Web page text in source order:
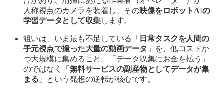
人称視点のカメラを装着し、その映像をロボットAIの
学習データとして収集します。
狙いは、いま最も不足している「 日常タスクを人間の
手元視点で撮った大量の動画データ 」を、低コストか
つ大規模に集めること。「データ収集にお金を払う」
のではなく「 無料サービスの副産物としてデータが集
まる 」という発想の逆転が核心です。